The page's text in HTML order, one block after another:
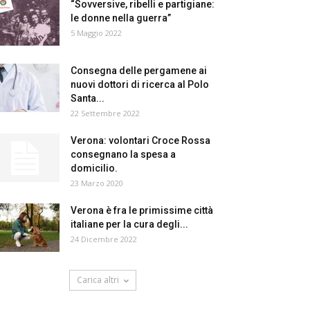
“Sovversive, ribelli e partigiane:
le donne nella guerra”
5 Maggio 2022
Consegna delle pergamene ai
nuovi dottori di ricerca al Polo
Santa...
22 Settembre 2022
Verona: volontari Croce Rossa
consegnano la spesa a
domicilio.
23 Marzo 2020
Verona è fra le primissime città
italiane per la cura degli...
24 Dicembre 2022
Carica altri